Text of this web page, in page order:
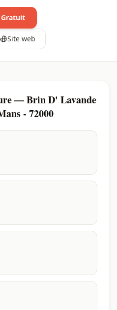
Site web
— Brin D' Lavande
- 72000